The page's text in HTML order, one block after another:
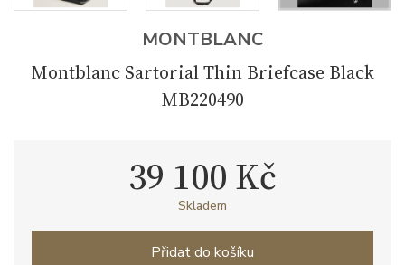
MONTBLANC
Montblanc Sartorial Thin Briefcase Black
MB220490
39 100 Kč
Skladem
Přidat do košíku